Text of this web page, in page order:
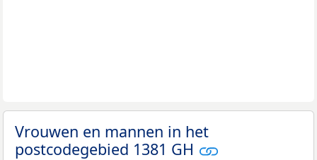
Vrouwen en mannen in het
postcodegebied 1381 GH